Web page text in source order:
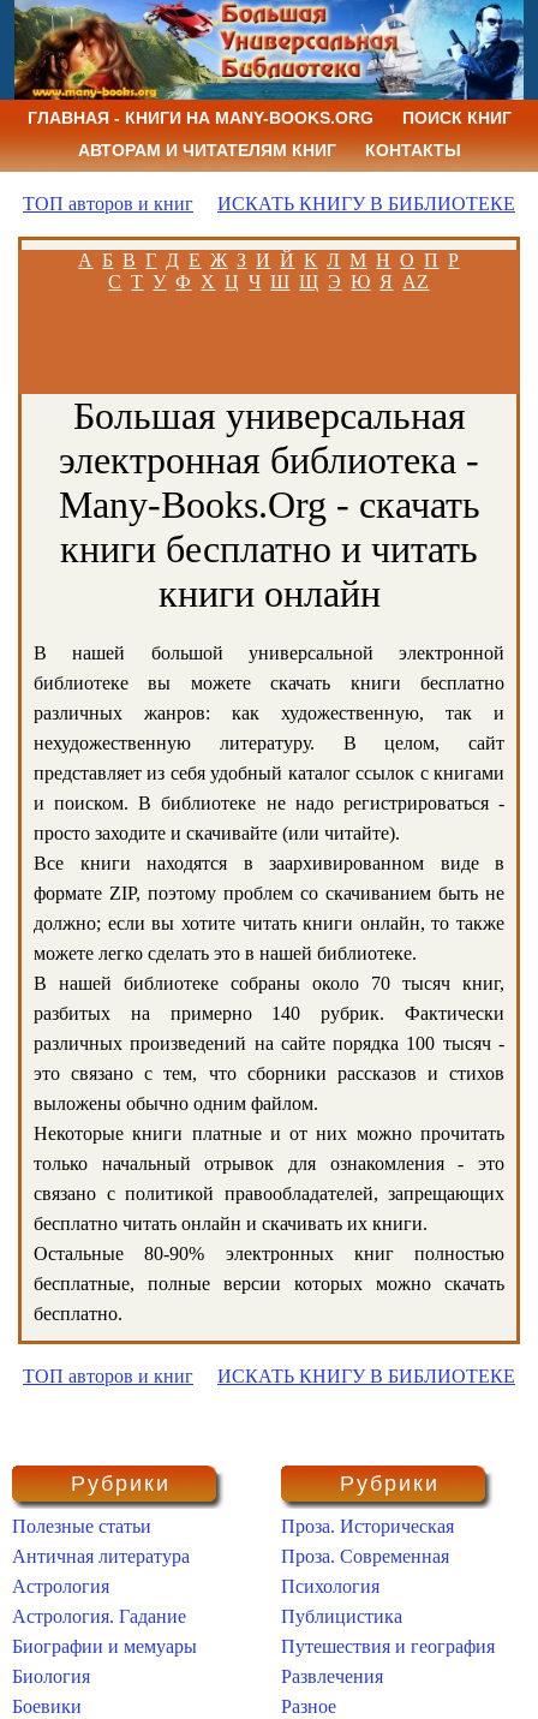
ГЛАВНАЯ - КНИГИ НА MANY-BOOKS.ORG
ПОИСК КНИГ
АВТОРАМ И ЧИТАТЕЛЯМ КНИГ
КОНТАКТЫ
ТОП авторов и книг ИСКАТЬ КНИГУ В БИБЛИОТЕКЕ
А Б В Г Д Е Ж З И Й К Л М Н О П Р
С Т У Ф Х Ц Ч Ш Щ Э Ю Я AZ
Большая универсальная
электронная библиотека -
Many-Books.Org - скачать
книги бесплатно и читать
книги онлайн
В нашей большой универсальной электронной
библиотеке вы можете скачать книги бесплатно
различных жанров: как художественную, так и
нехудожественную литературу. В целом, сайт
представляет из себя удобный каталог ссылок с книгами
и поиском. В библиотеке не надо регистрироваться -
просто заходите и скачивайте (или читайте).
Все книги находятся в заархивированном виде в
формате ZIP, поэтому проблем со скачиванием быть не
должно; если вы хотите читать книги онлайн, то также
можете легко сделать это в нашей библиотеке.
В нашей библиотеке собраны около 70 тысяч книг,
разбитых на примерно 140 рубрик. Фактически
различных произведений на сайте порядка 100 тысяч -
это связано с тем, что сборники рассказов и стихов
выложены обычно одним файлом.
Некоторые книги платные и от них можно прочитать
только начальный отрывок для ознакомления - это
связано с политикой правообладателей, запрещающих
бесплатно читать онлайн и скачивать их книги.
Остальные 80-90% электронных книг полностью
бесплатные, полные версии которых можно скачать
бесплатно.
ТОП авторов и книг ИСКАТЬ КНИГУ В БИБЛИОТЕКЕ
Рубрики
Полезные статьи
Античная литература
Астрология
Астрология. Гадание
Биографии и мемуары
Биология
Боевики
Рубрики
Проза. Историческая
Проза. Современная
Психология
Публицистика
Путешествия и география
Развлечения
Разное